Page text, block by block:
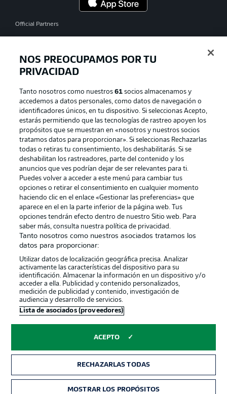
Official Partners
Publicidad Aviso legal
Gestionar las preferencias Declaracion de privacidad
Canales Trabajos
Jugadores Condiciones de uso
Sello Editorial Contacto
© 2026 Bundesliga-Gruppe GmbH
Elegir idioma
Modo
NOS PREOCUPAMOS POR TU
PRIVACIDAD
Tanto nosotros como nuestros61 socios almacenamos y
accedemos a datos personales, como datos de navegación o
identificadores únicos, en tu dispositivo. Si seleccionas Acepto,
estarás permitiendo que las tecnologías de rastreo apoyen los
propósitos que se muestran en «nosotros y nuestros socios
tratamos datos para proporcionar». Si seleccionas Rechazarlas
todas o retiras tu consentimiento, los deshabilitarás. Si se
deshabilitan los rastreadores, parte del contenido y los
anuncios que ves podrían dejar de ser relevantes para ti.
Puedes volver a acceder a este menú para cambiar tus
opciones o retirar el consentimiento en cualquier momento
haciendo clic en el enlace «Gestionar las preferencias» que
aparece en el en la parte inferior de la página web. Tus
opciones tendrán efecto dentro de nuestro Sitio web. Para
saber más, consulta nuestra política de privacidad.
Tanto nosotros como nuestros asociados tratamos los
datos para proporcionar:
Utilizar datos de localización geográfica precisa. Analizar
activamente las características del dispositivo para su
identificación. Almacenar la información en un dispositivo y/o
acceder a ella. Publicidad y contenido personalizados,
medición de publicidad y contenido, investigación de
audiencia y desarrollo de servicios.
Lista de asociados (proveedores)
ACEPTO
RECHAZARLAS TODAS
MOSTRAR LOS PROPÓSITOS